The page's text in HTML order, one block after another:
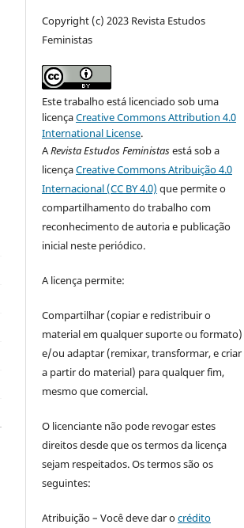
Copyright (c) 2023 Revista Estudos
Feministas
Este trabalho está licenciado sob uma
licençaCreative Commons Attribution 4.0
International License.
ARevista Estudos Feministasestá sob a
licençaCreative Commons Atribuição 4.0
Internacional (CC BY 4.0) que permite o
compartilhamento do trabalho com
reconhecimento de autoria e publicação
inicial neste periódico.
A licença permite:
Compartilhar (copiar e redistribuir o
material em qualquer suporte ou formato)
e/ou adaptar (remixar, transformar, e criar
a partir do material) para qualquer fim,
mesmo que comercial.
O licenciante não pode revogar estes
direitos desde que os termos da licença
sejam respeitados. Os termos são os
seguintes:
Atribuição – Você deve dar ocrédito